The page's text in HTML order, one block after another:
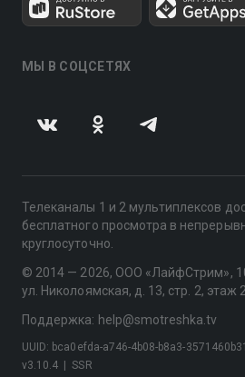
МЫ В СОЦСЕТЯХ
Телеканалы 1 и 2 мультиплексов
бесплатного просмотра в
круглосуточно.
© 2014 — 2026, ООО «ЛайфСтрим»,
ул. Николоямская, д. 13, стр. 2, этаж
Поддержка: help@smotreshka.tv
v3.10.4 SSR
UUID: bca0efda-a746-4b08-b8a3-